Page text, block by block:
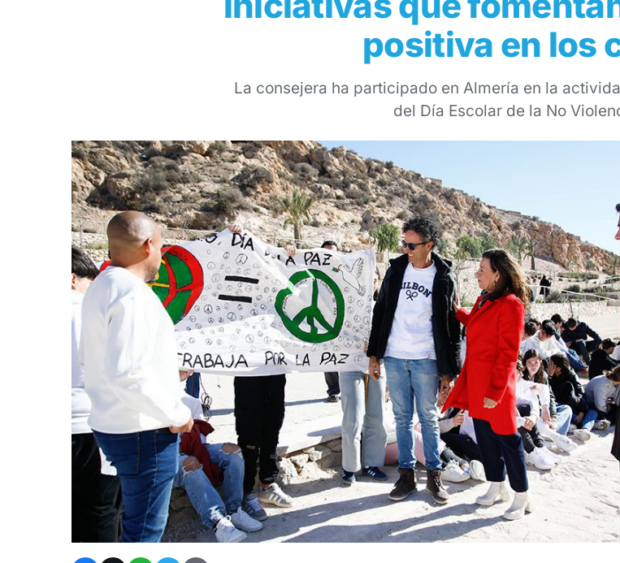
positiva en los
La consejera ha participado en Almería en la
del Día Escolar de la No